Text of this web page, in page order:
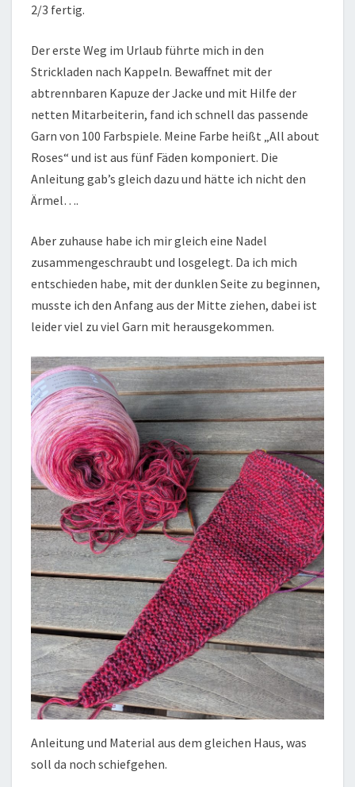
2/3 fertig.
Der erste Weg im Urlaub führte mich in den
Strickladen nach Kappeln. Bewaffnet mit der
abtrennbaren Kapuze der Jacke und mit Hilfe der
netten Mitarbeiterin, fand ich schnell das passende
Garn von 100 Farbspiele. Meine Farbe heißt „All about
Roses“ und ist aus fünf Fäden komponiert. Die
Anleitung gab’s gleich dazu und hätte ich nicht den
Ärmel….
Aber zuhause habe ich mir gleich eine Nadel
zusammengeschraubt und losgelegt. Da ich mich
entschieden habe, mit der dunklen Seite zu beginnen,
musste ich den Anfang aus der Mitte ziehen, dabei ist
leider viel zu viel Garn mit herausgekommen.
Anleitung und Material aus dem gleichen Haus, was
soll da noch schiefgehen.